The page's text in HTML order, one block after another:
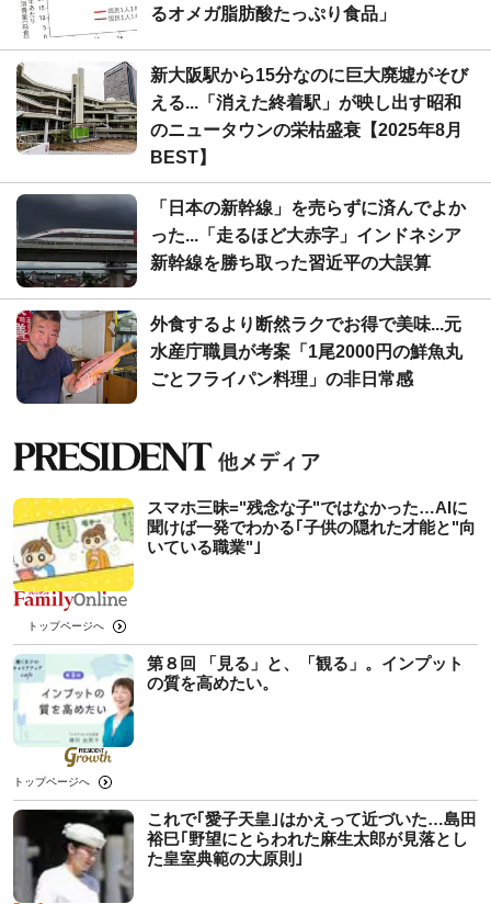
るオメガ脂肪酸たっぷり食品」
新大阪駅から15分なのに巨大廃墟がそび
える...「消えた終着駅」が映し出す昭和
のニュータウンの栄枯盛衰【2025年8月
BEST】
「日本の新幹線」を売らずに済んでよか
った...「走るほど大赤字」インドネシア
新幹線を勝ち取った習近平の大誤算
外食するより断然ラクでお得で美味...元
水産庁職員が考案「1尾2000円の鮮魚丸
ごとフライパン料理」の非日常感
スマホ三昧="残念な子"ではなかった…AIに
聞けば一発でわかる｢子供の隠れた才能と"向
いている職業"｣
トップページへ
第８回 「見る」と、「観る」。インプット
の質を高めたい。
トップページへ
これで｢愛子天皇｣はかえって近づいた…島田
裕巳｢野望にとらわれた麻生太郎が見落とし
た皇室典範の大原則｣